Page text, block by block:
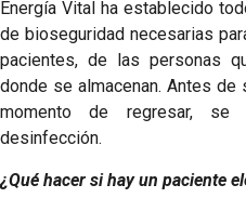
Energía Vital ha establecido
de bioseguridad necesarias
pacientes, de las personas
donde se almacenan. Antes de
momento de regresar,
desinfección.
¿Qué hacer si hay un paciente